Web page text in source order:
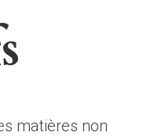
matières non